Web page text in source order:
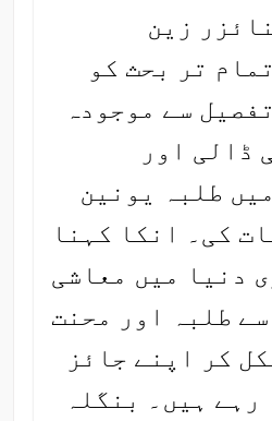
زین
تر بحث کو
سے موجودہ
ڈالی اور
طلبہ یونین
کی۔ انکا کہنا
دنیا میں معاشی
طلبہ اور محنت
کر اپنے جائز
رہے ہیں۔ بنگلہ